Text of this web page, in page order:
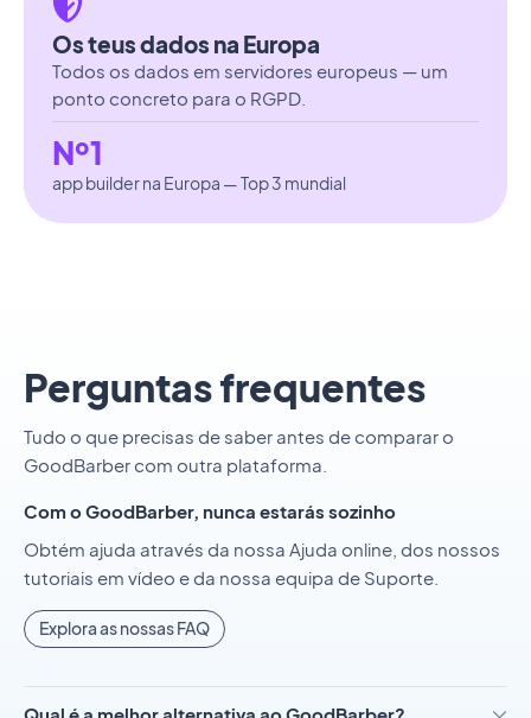
Os teus dados na Europa
Todos os dados em servidores europeus — um
ponto concreto para o RGPD.
Nº1
app builder na Europa — Top 3 mundial
Perguntas frequentes
Tudo o que precisas de saber antes de comparar o
GoodBarber com outra plataforma.
Com o GoodBarber, nunca estarás sozinho
Obtém ajuda através da nossa Ajuda online, dos nossos
tutoriais em vídeo e da nossa equipa de Suporte.
Explora as nossas FAQ